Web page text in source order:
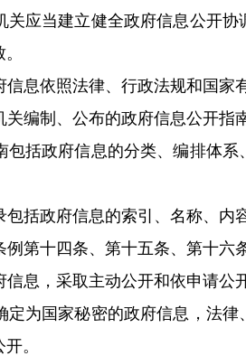
应当建立健全政府信息公开协
息依照法律、行政法规和国家
编制、公布的政府信息公开指
包括政府信息的分类、编排体
括政府信息的索引、名称、内
第十四条、第十五条、第十六
息，采取主动公开和依申请公
为国家秘密的政府信息，法律
。